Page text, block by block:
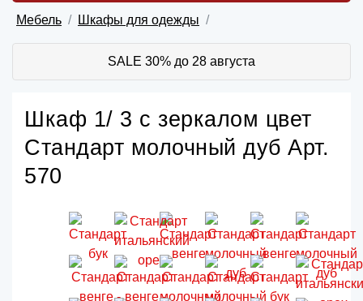
Мебель Шкафы для одежды
SALE 30% до 28 августа
Шкаф 1/ 3 с зеркалом цвет
Стандарт молочный дуб Арт.
570